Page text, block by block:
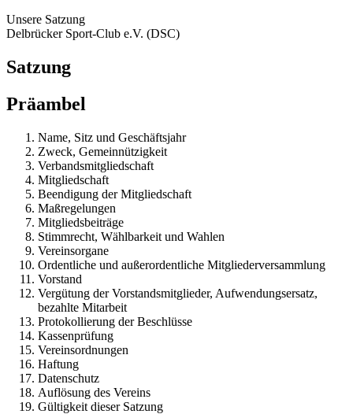
Unsere Satzung
Delbrücker Sport-Club e.V. (DSC)
Satzung
Präambel
Name, Sitz und Geschäftsjahr
Zweck, Gemeinnützigkeit
Verbandsmitgliedschaft
Mitgliedschaft
Beendigung der Mitgliedschaft
Maßregelungen
Mitgliedsbeiträge
Stimmrecht, Wählbarkeit und Wahlen
Vereinsorgane
Ordentliche und außerordentliche Mitgliederversammlung
Vorstand
Vergütung der Vorstandsmitglieder, Aufwendungsersatz,
bezahlte Mitarbeit
Protokollierung der Beschlüsse
Kassenprüfung
Vereinsordnungen
Haftung
Datenschutz
Auflösung des Vereins
Gültigkeit dieser Satzung